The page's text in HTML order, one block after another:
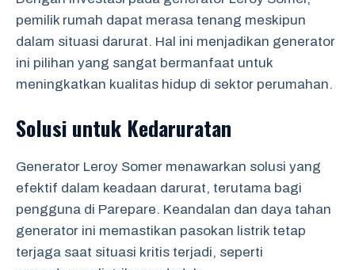
pemilik rumah dapat merasa tenang meskipun
dalam situasi darurat. Hal ini menjadikan generator
ini pilihan yang sangat bermanfaat untuk
meningkatkan kualitas hidup di sektor perumahan.
Solusi untuk Kedaruratan
Generator Leroy Somer menawarkan solusi yang
efektif dalam keadaan darurat, terutama bagi
pengguna di Parepare. Keandalan dan daya tahan
generator ini memastikan pasokan listrik tetap
terjaga saat situasi kritis terjadi, seperti